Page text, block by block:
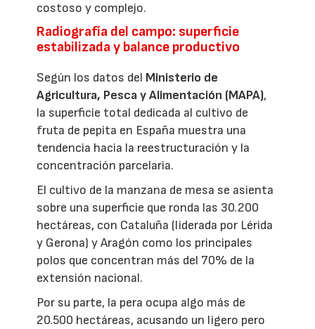
costoso y complejo.
Radiografía del campo: superficie
estabilizada y balance productivo
Según los datos del Ministerio de
Agricultura, Pesca y Alimentación (MAPA),
la superficie total dedicada al cultivo de
fruta de pepita en España muestra una
tendencia hacia la reestructuración y la
concentración parcelaria.
El cultivo de la manzana de mesa se asienta
sobre una superficie que ronda las 30.200
hectáreas, con Cataluña (liderada por Lérida
y Gerona) y Aragón como los principales
polos que concentran más del 70% de la
extensión nacional.
Por su parte, la pera ocupa algo más de
20.500 hectáreas, acusando un ligero pero